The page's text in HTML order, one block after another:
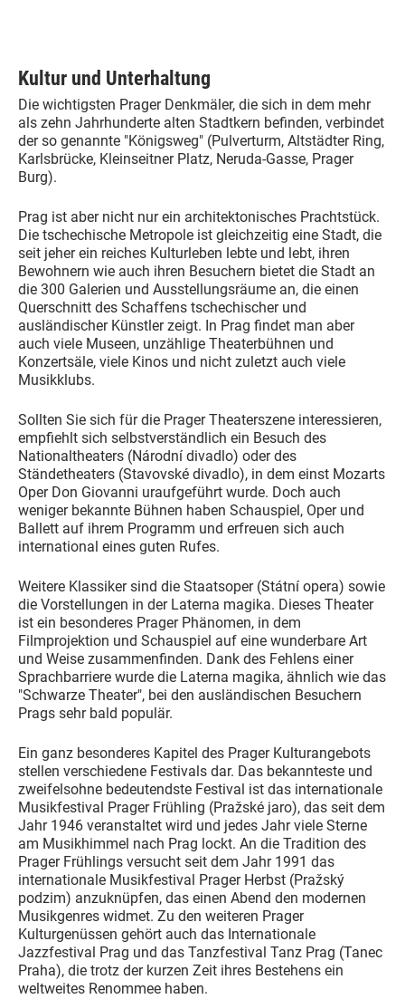
Kultur und Unterhaltung
Die wichtigsten Prager Denkmäler, die sich in dem mehr
als zehn Jahrhunderte alten Stadtkern befinden, verbindet
der so genannte "Königsweg" (Pulverturm, Altstädter Ring,
Karlsbrücke, Kleinseitner Platz, Neruda-Gasse, Prager
Burg).
Prag ist aber nicht nur ein architektonisches Prachtstück.
Die tschechische Metropole ist gleichzeitig eine Stadt, die
seit jeher ein reiches Kulturleben lebte und lebt, ihren
Bewohnern wie auch ihren Besuchern bietet die Stadt an
die 300 Galerien und Ausstellungsräume an, die einen
Querschnitt des Schaffens tschechischer und
ausländischer Künstler zeigt. In Prag findet man aber
auch viele Museen, unzählige Theaterbühnen und
Konzertsäle, viele Kinos und nicht zuletzt auch viele
Musikklubs.
Sollten Sie sich für die Prager Theaterszene interessieren,
empfiehlt sich selbstverständlich ein Besuch des
Nationaltheaters (Národní divadlo) oder des
Ständetheaters (Stavovské divadlo), in dem einst Mozarts
Oper Don Giovanni uraufgeführt wurde. Doch auch
weniger bekannte Bühnen haben Schauspiel, Oper und
Ballett auf ihrem Programm und erfreuen sich auch
international eines guten Rufes.
Weitere Klassiker sind die Staatsoper (Státní opera) sowie
die Vorstellungen in der Laterna magika. Dieses Theater
ist ein besonderes Prager Phänomen, in dem
Filmprojektion und Schauspiel auf eine wunderbare Art
und Weise zusammenfinden. Dank des Fehlens einer
Sprachbarriere wurde die Laterna magika, ähnlich wie das
"Schwarze Theater", bei den ausländischen Besuchern
Prags sehr bald populär.
Ein ganz besonderes Kapitel des Prager Kulturangebots
stellen verschiedene Festivals dar. Das bekannteste und
zweifelsohne bedeutendste Festival ist das internationale
Musikfestival Prager Frühling (Pražské jaro), das seit dem
Jahr 1946 veranstaltet wird und jedes Jahr viele Sterne
am Musikhimmel nach Prag lockt. An die Tradition des
Prager Frühlings versucht seit dem Jahr 1991 das
internationale Musikfestival Prager Herbst (Pražský
podzim) anzuknüpfen, das einen Abend den modernen
Musikgenres widmet. Zu den weiteren Prager
Kulturgenüssen gehört auch das Internationale
Jazzfestival Prag und das Tanzfestival Tanz Prag (Tanec
Praha), die trotz der kurzen Zeit ihres Bestehens ein
weltweites Renommee haben.